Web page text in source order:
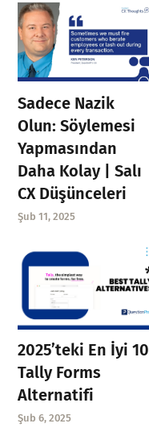
Sadece Nazik
Olun: Söylemesi
Yapmasından
Daha Kolay | Salı
CX Düşünceleri
Şub 11, 2025
2025’teki En İyi 10
Tally Forms
Alternatifi
Şub 6, 2025